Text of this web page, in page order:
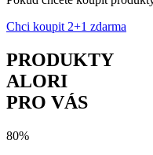
Chci koupit 2+1 zdarma
PRODUKTY
ALORI
PRO VÁS
80%